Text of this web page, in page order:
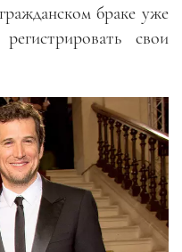
браке уже
свои